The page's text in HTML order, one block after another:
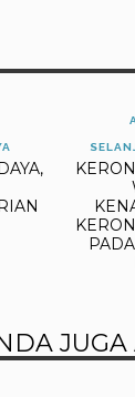
JUGA